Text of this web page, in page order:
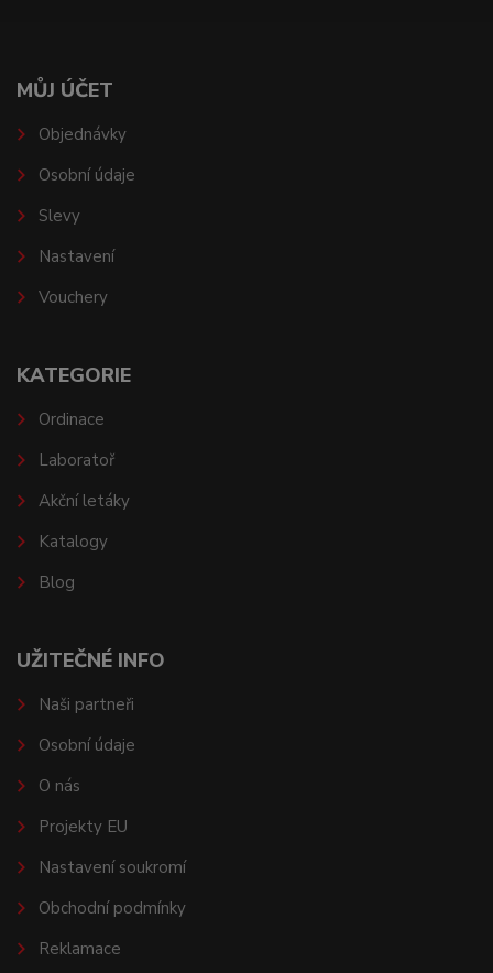
MŮJ ÚČET
Objednávky
Osobní údaje
Slevy
Nastavení
Vouchery
KATEGORIE
Ordinace
Laboratoř
Akční letáky
Katalogy
Blog
UŽITEČNÉ INFO
Naši partneři
Osobní údaje
O nás
Projekty EU
Nastavení soukromí
Obchodní podmínky
Reklamace